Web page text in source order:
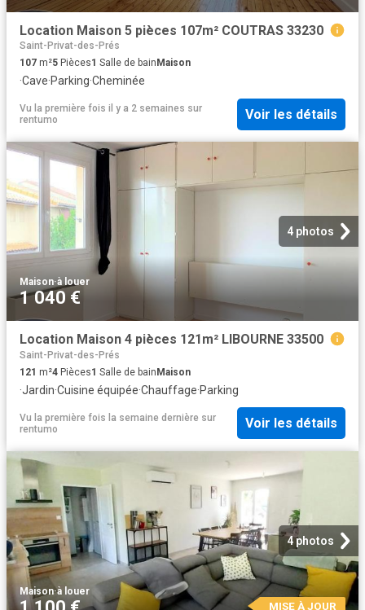
Location Maison 5 pièces 107m² COUTRAS 33230
Saint-Privat-des-Prés
107 m²5 Pièces1 Salle de bain Maison
·Cave·Parking·Cheminée
Vu la première fois il y a 2 semaines sur
rentumo
Voir les détails
4 photos
Maison·à louer
1 040 €
Location Maison 4 pièces 121m² LIBOURNE 33500
Saint-Privat-des-Prés
121 m²4 Pièces1 Salle de bain Maison
·Jardin·Cuisine équipée·Chauffage·Parking
Vu la première fois la semaine dernière sur
rentumo
Voir les détails
4 photos
Maison·à louer
MISE À JOUR